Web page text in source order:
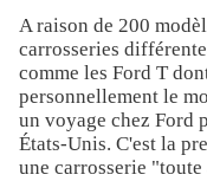
A raison de 200
carrosseries
comme les Ford T
personnellement le
un voyage chez Ford
États-Unis. C'est la
une carrosserie